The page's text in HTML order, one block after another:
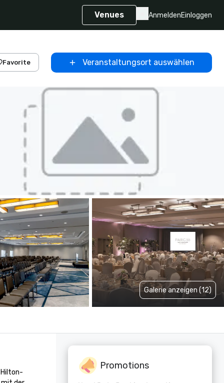
Venues AnmeldenEinloggen
Favorite Veranstaltungsort auswählen
Galerie anzeigen (12)
Promotions